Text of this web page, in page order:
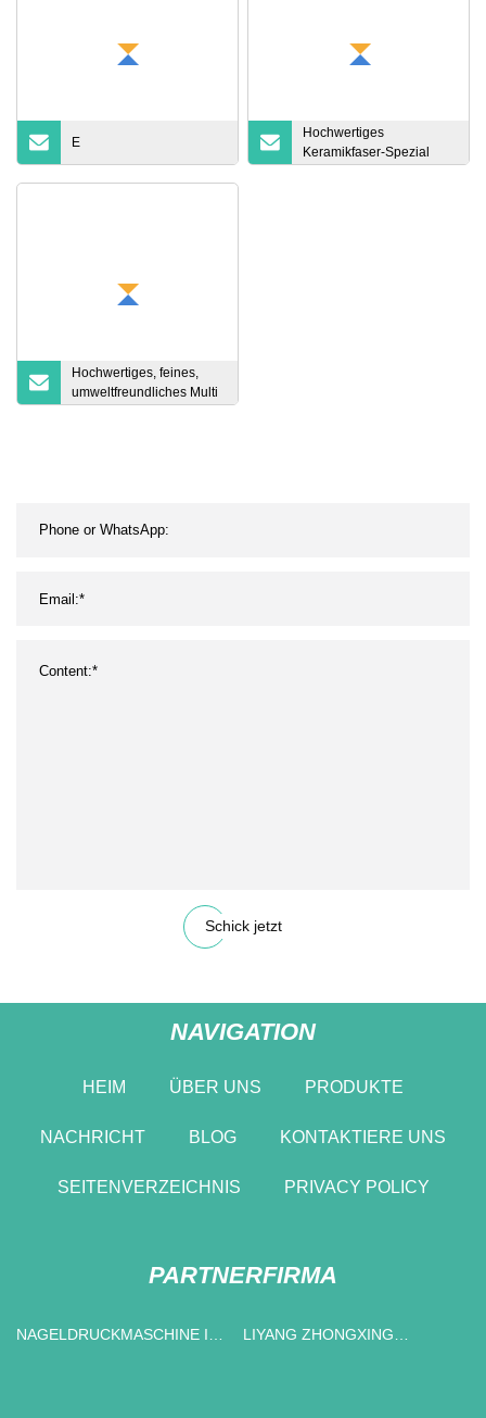
E
Hochwertiges
Keramikfaser-Spezial
Hochwertiges, feines,
umweltfreundliches Multi
Schick jetzt
NAVIGATION
HEIM ÜBER UNS PRODUKTE
NACHRICHT BLOG KONTAKTIERE UNS
SEITENVERZEICHNIS PRIVACY POLICY
PARTNERFIRMA
NAGELDRUCKMASCHINE IN
LIYANG ZHONGXING